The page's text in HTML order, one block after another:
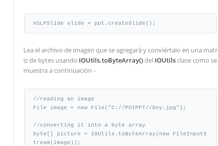
XSLFSlide slide = ppt.createSlide();
Lea el archivo de imagen que se agregará y conviértalo en una matr
iz de bytes usando IOUtils.toByteArray()del IOUtilsclase como se
muestra a continuación -
//reading an image
File image = new File("C://POIPPT//boy.jpg");
//converting it into a byte array
byte[] picture = IOUtils.toByteArray(new FileInputS
tream(image));